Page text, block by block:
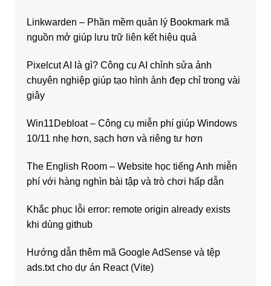
Linkwarden – Phần mềm quản lý Bookmark mã
nguồn mở giúp lưu trữ liên kết hiệu quả
Pixelcut AI là gì? Công cụ AI chỉnh sửa ảnh
chuyên nghiệp giúp tạo hình ảnh đẹp chỉ trong vài
giây
Win11Debloat – Công cụ miễn phí giúp Windows
10/11 nhẹ hơn, sạch hơn và riêng tư hơn
The English Room – Website học tiếng Anh miễn
phí với hàng nghìn bài tập và trò chơi hấp dẫn
Khắc phục lỗi error: remote origin already exists
khi dùng github
Hướng dẫn thêm mã Google AdSense và tệp
ads.txt cho dự án React (Vite)